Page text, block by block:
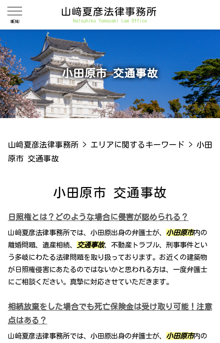
小田原市 交通事故
山﨑夏彦法律事務所 > エリアに関するキーワード > 小田
原市 交通事故
小田原市 交通事故
日照権とは？どのような場合に侵害が認められる？
山﨑夏彦法律事務所では、小田原出身の弁護士が、 小田原市内の
離婚問題、遺産相続、
交通事故、不動産トラブル、刑事事件とい
う多岐にわたる法律問題を取り扱っております。お近くの建築物
が日照権侵害にあたるのではないかと思われる方は、一度弁護士
にご相談ください。真摯に対応させていただきます。
相続放棄をした場合でも死亡保険金は受け取り可能！注意
点はある？
山﨑夏彦法律事務所では、小田原出身の弁護士が、 小田原市内の